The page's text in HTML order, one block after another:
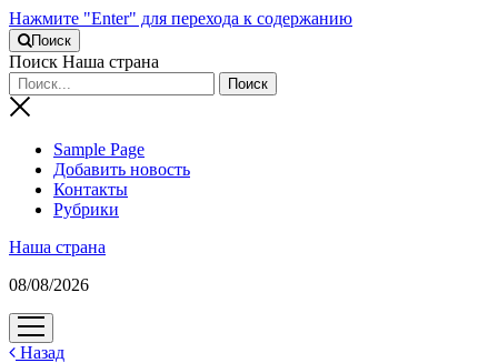
Нажмите "Enter" для перехода к содержанию
Поиск
Поиск Наша страна
Sample Page
Добавить новость
Контакты
Рубрики
Наша страна
08/08/2026
открыть
меню
Назад